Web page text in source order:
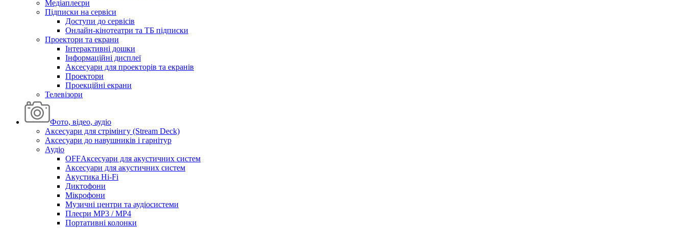
Медіаплеєри
Підписки на сервіси
Доступи до сервісів
Онлайн-кінотеатри та ТБ підписки
Проектори та екрани
Інтерактивні дошки
Інформаційні дисплеї
Аксесуари для проекторів та екранів
Проектори
Проекційні екрани
Телевізори
Фото, відео, аудіо
Аксесуари для стрімінгу (Stream Deck)
Аксесуари до навушників і гарнітур
Аудіо
OFFАксесуари для акустичних систем
Аксесуари для акустичних систем
Акустика Hi-Fi
Диктофони
Мікрофони
Музичні центри та аудіосистеми
Плеєри MP3 / MP4
Портативні колонки